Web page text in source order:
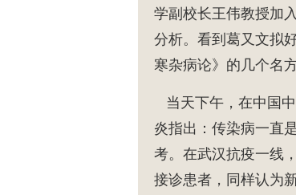
学副校长王伟教授加
分析。看到葛又文拟
寒杂病论》的几个名
当天下午，在中国
炎指出：传染病一直
考。在武汉抗疫一线
接诊患者，同样认为